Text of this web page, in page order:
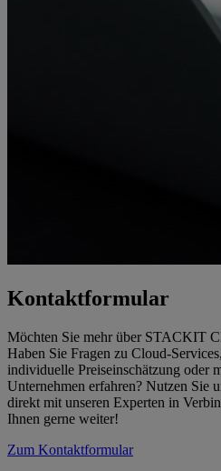
Kontaktformular
Möchten Sie mehr über STACKIT
Haben Sie Fragen zu Cloud-
individuelle Preiseinschätzung oder
Unternehmen erfahren? Nutzen Sie
direkt mit unseren Experten in
Ihnen gerne weiter!
Zum Kontaktformular